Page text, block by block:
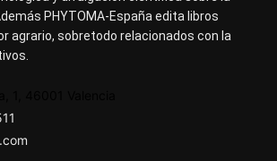
PHYTOMA-España edita libros
agrario, sobretodo relacionados con la